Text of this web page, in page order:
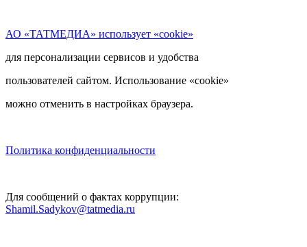
АО «ТАТМЕДИА» использует «cookie»
для персонализации сервисов и удобства
пользователей сайтом. Использование «cookie»
можно отменить в настройках браузера.
Политика конфиденциальности
Для сообщений о фактах коррупции:
Shamil.Sadykov@tatmedia.ru